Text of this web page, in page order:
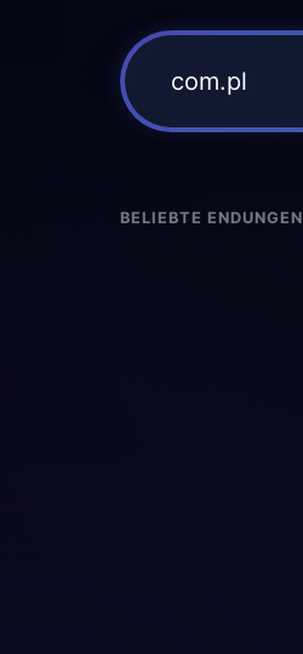
BELIEBTE ENDUNGEN